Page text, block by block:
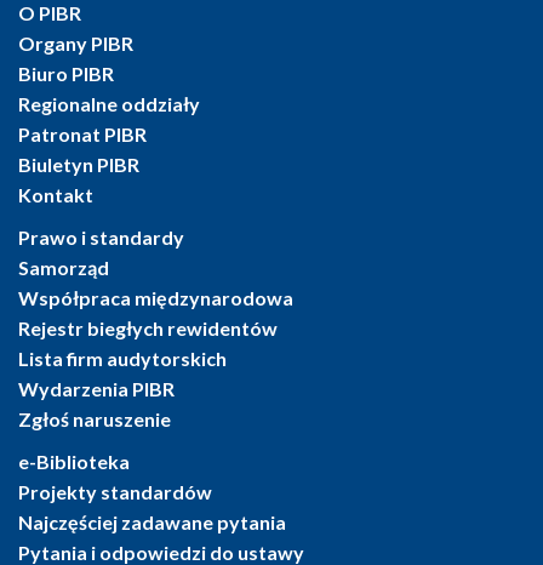
O PIBR
Organy PIBR
Biuro PIBR
Regionalne oddziały
Patronat PIBR
Biuletyn PIBR
Kontakt
Prawo i standardy
Samorząd
Współpraca międzynarodowa
Rejestr biegłych rewidentów
Lista firm audytorskich
Wydarzenia PIBR
Zgłoś naruszenie
e-Biblioteka
Projekty standardów
Najczęściej zadawane pytania
Pytania i odpowiedzi do ustawy